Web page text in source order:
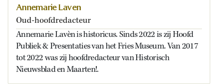
Annemarie Laven
Oud-hoofdredacteur
Annemarie Lavèn is historicus. Sinds 2022 is zij Hoofd
Publiek & Presentaties van het Fries Museum. Van 2017
tot 2022 was zij hoofdredacteur van Historisch
Nieuwsblad en Maarten!.